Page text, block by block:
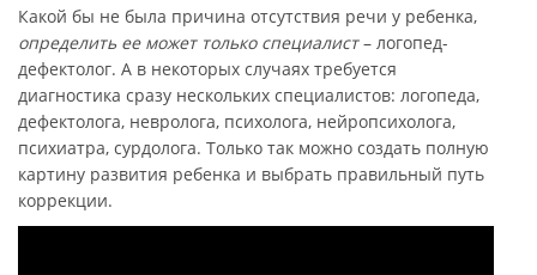
Какой бы не была причина отсутствия речи у ребенка,
определить ее может только специалист– логопед-
дефектолог. А в некоторых случаях требуется
диагностика сразу нескольких специалистов: логопеда,
дефектолога, невролога, психолога, нейропсихолога,
психиатра, сурдолога. Только так можно создать полную
картину развития ребенка и выбрать правильный путь
коррекции.